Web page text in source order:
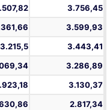
3.756,45
3.599,93
3.215,5
3.443,41
3.286,89
3.130,37
2.817,34